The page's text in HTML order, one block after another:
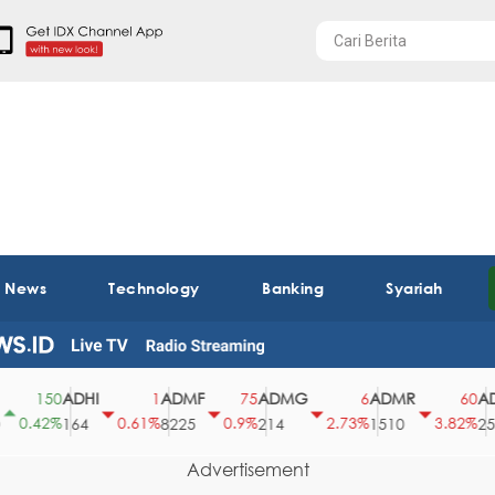
Technology Banking Syariah
ADHI
164
0.61%
ADMF
8225
0.9%
ADMG
214
2.73%
ADMR
1510
3.82%2540
Advertisement